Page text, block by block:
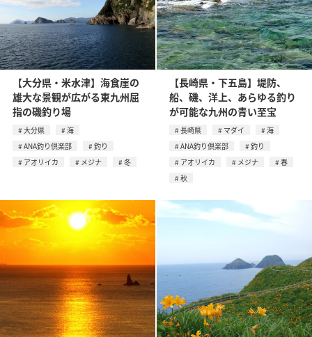
【大分県・米水津】海食崖の
雄大な景観が広がる東九州屈
指の磯釣り場
大分県
海
ANA釣り倶楽部
釣り
アオリイカ
メジナ 冬
【長崎県・下五島】堤防、
船、磯、洋上、あらゆる釣り
が可能な九州の青い至宝
長崎県 マダイ
海
ANA釣り倶楽部
釣り
アオリイカ
メジナ
春
秋